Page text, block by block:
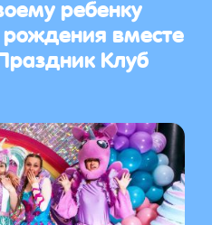
вместе
Клуб